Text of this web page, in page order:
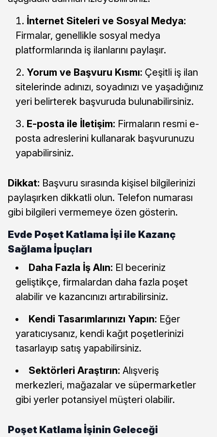
İnternet Siteleri ve Sosyal Medya:
Firmalar, genellikle sosyal medya
platformlarında iş ilanlarını paylaşır.
Yorum ve Başvuru Kısmı: Çeşitli iş ilan
sitelerinde adınızı, soyadınızı ve yaşadığınız
yeri belirterek başvuruda bulunabilirsiniz.
E-posta ile İletişim: Firmaların resmi e-
posta adreslerini kullanarak başvurunuzu
yapabilirsiniz.
Dikkat: Başvuru sırasında kişisel bilgilerinizi
paylaşırken dikkatli olun. Telefon numarası
gibi bilgileri vermemeye özen gösterin.
Evde Poşet Katlama İşi ile Kazanç
Sağlama İpuçları
Daha Fazla İş Alın: El beceriniz
geliştikçe, firmalardan daha fazla poşet
alabilir ve kazancınızı artırabilirsiniz.
Kendi Tasarımlarınızı Yapın: Eğer
yaratıcıysanız, kendi kağıt poşetlerinizi
tasarlayıp satış yapabilirsiniz.
Sektörleri Araştırın: Alışveriş
merkezleri, mağazalar ve süpermarketler
gibi yerler potansiyel müşteri olabilir.
Poşet Katlama İşinin Geleceği